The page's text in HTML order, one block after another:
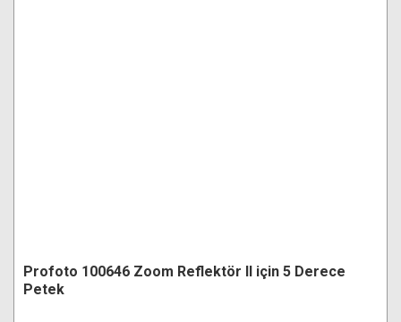
Profoto 100646 Zoom Reflektör II için 5 Derece
Petek